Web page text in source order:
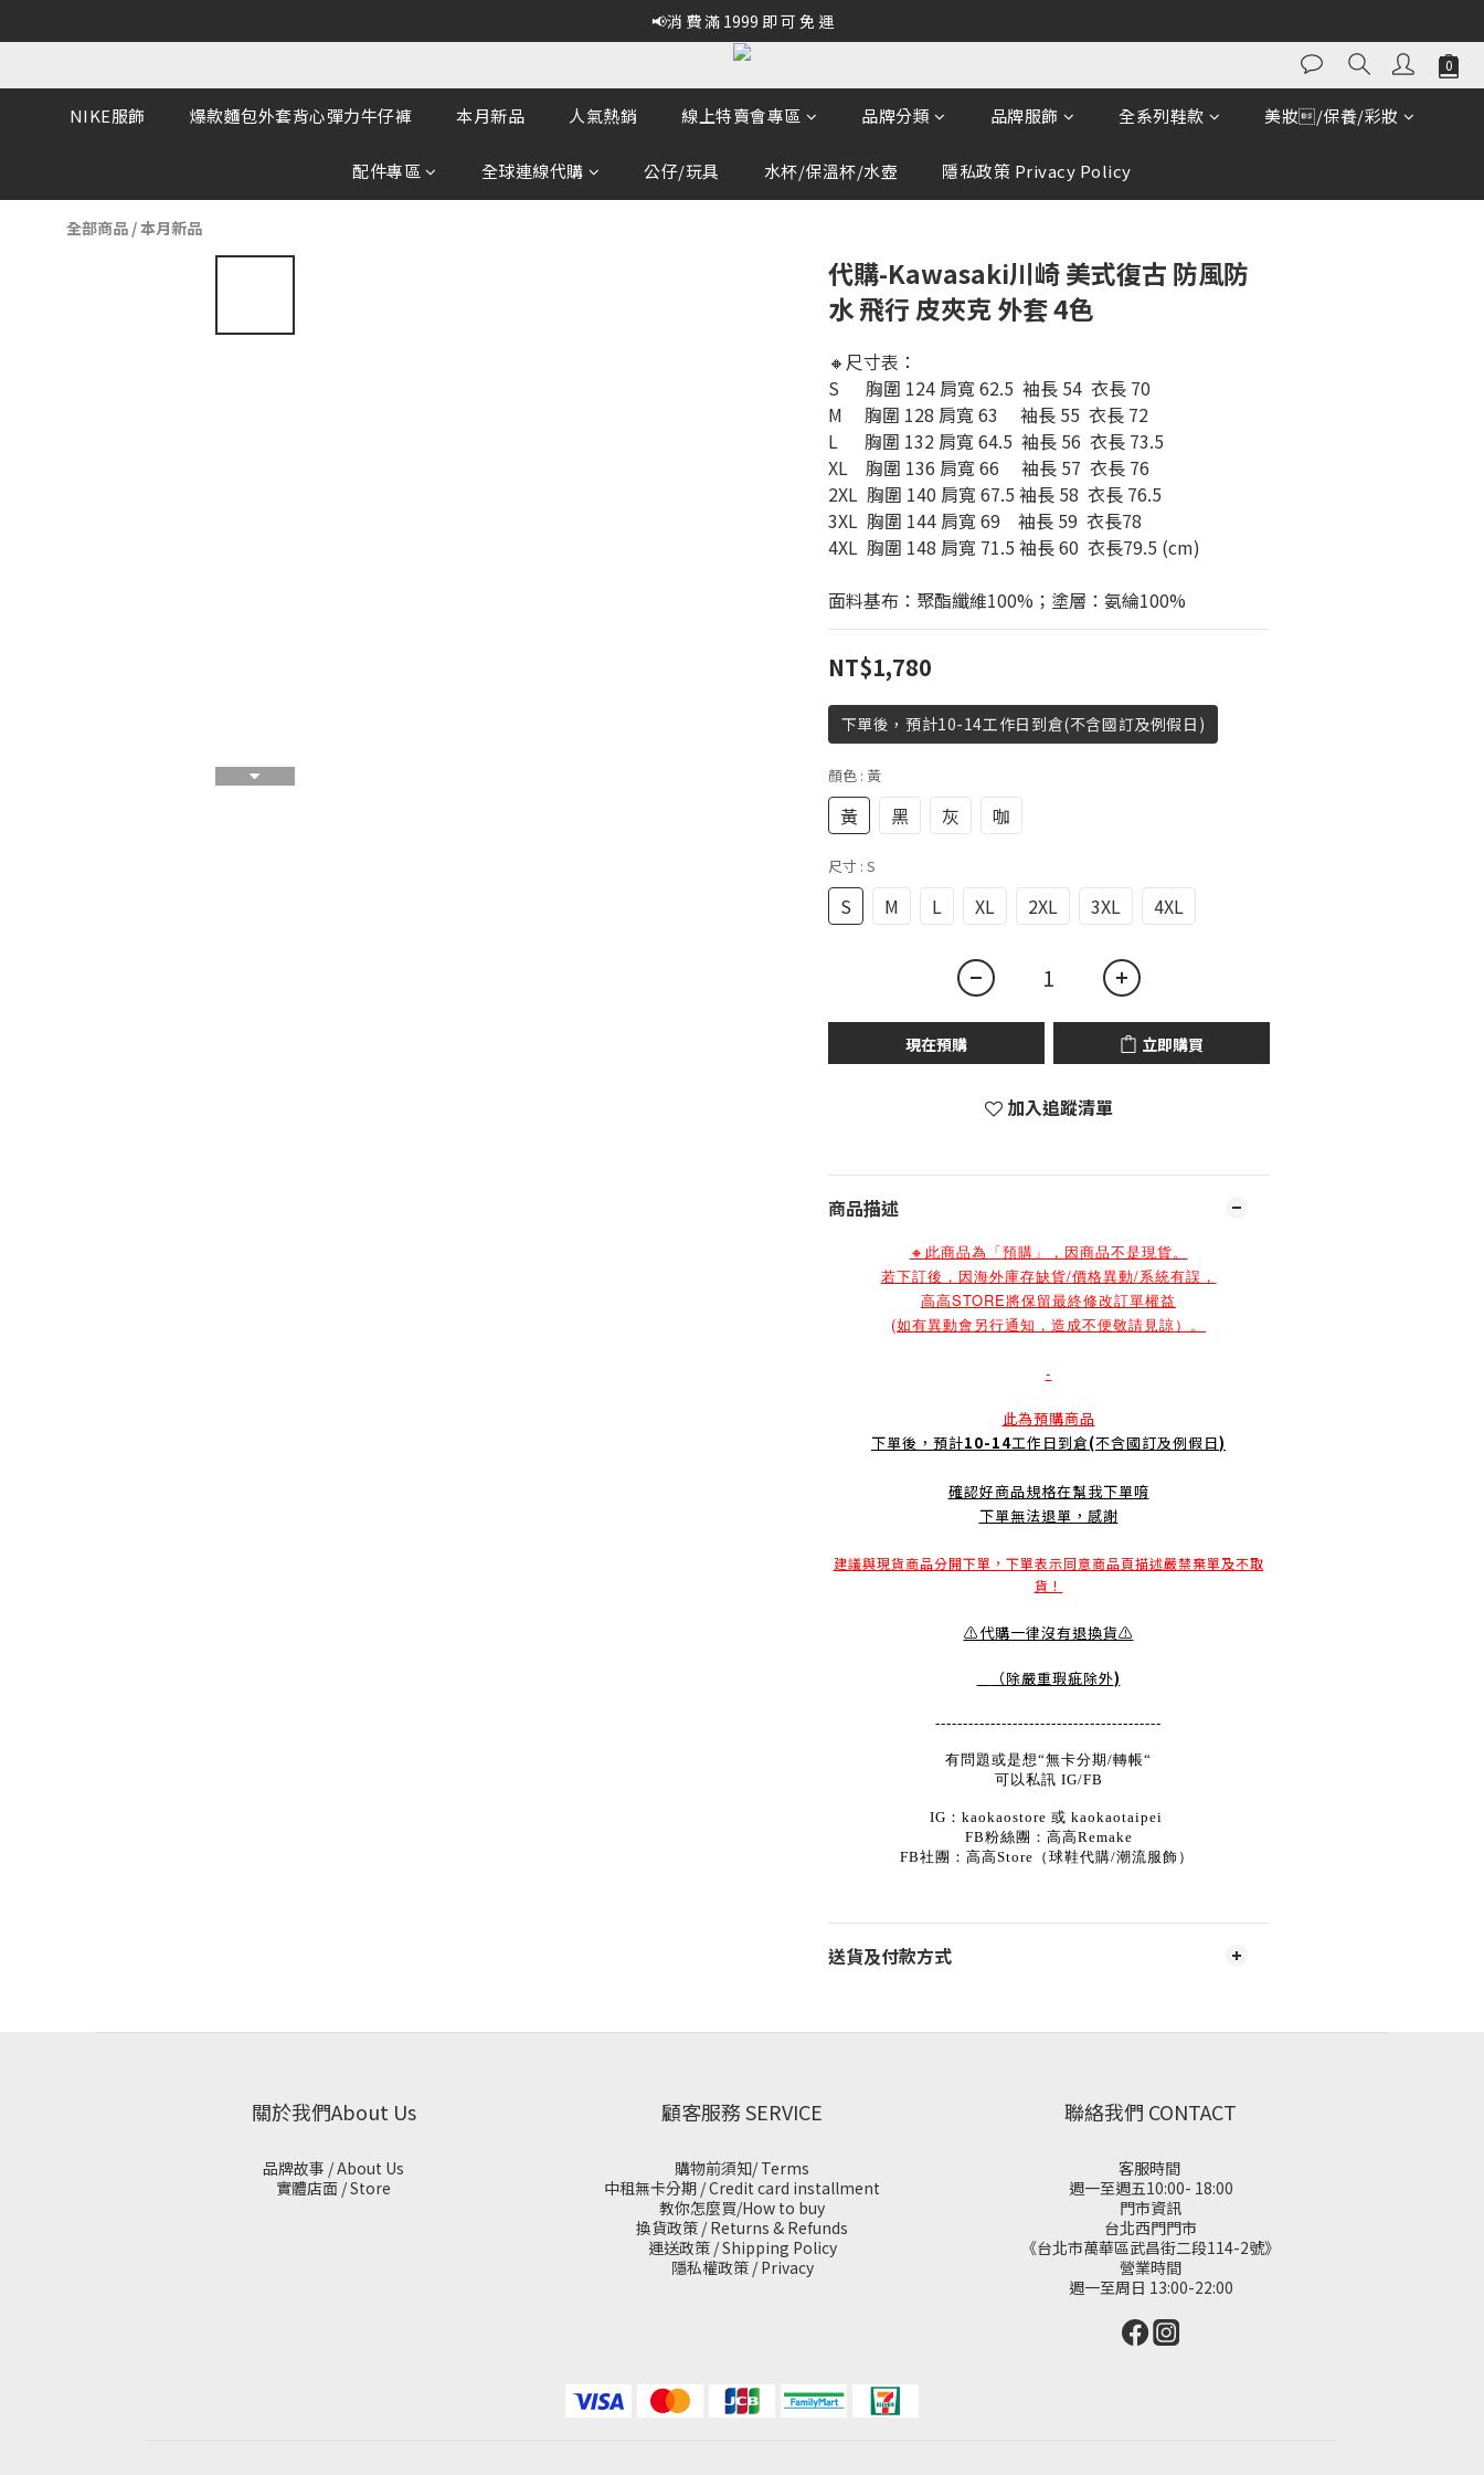
📢消 費 滿 1999 即 可 免 運
NIKE服飾 爆款麵包外套背心彈力牛仔褲 本月新品 人氣熱銷 線上特賣會專區 品牌分類 品牌服飾 全系列鞋款 美妝/保養/彩妝
配件專區 全球連線代購 公仔/玩具 水杯/保溫杯/水壺 隱私政策 Privacy Policy
全部商品 /本月新品
代購-Kawasaki川崎 美式復古 防風防
水 飛行 皮夾克 外套 4色
🔸尺寸表：
S      胸圍 124 肩寬 62.5  袖長 54  衣長 70
M     胸圍 128 肩寬 63     袖長 55  衣長 72
L      胸圍 132 肩寬 64.5  袖長 56  衣長 73.5
XL    胸圍 136 肩寬 66     袖長 57  衣長 76
2XL  胸圍 140 肩寬 67.5 袖長 58  衣長 76.5
3XL  胸圍 144 肩寬 69    袖長 59  衣長78
4XL  胸圍 148 肩寬 71.5 袖長 60  衣長79.5 (cm)
面料基布：聚酯纖維100%；塗層：氨綸100%
NT$1,780
下單後，預計10-14工作日到倉(不含國訂及例假日)
顏色 : 黃
黃 黑 灰 咖
尺寸 : S
S M L XL 2XL 3XL 4XL
現在預購 立即購買
加入追蹤清單
商品描述
🔸此商品為「預購」，因商品不是現貨。
若下訂後，因海外庫存缺貨/價格異動/系統有誤，
高高STORE將保留最終修改訂單權益
(如有異動會另行通知，造成不便敬請見諒）。
-
此為預購商品
下單後，預計10-14工作日到倉(不含國訂及例假日)
確認好商品規格在幫我下單唷
下單無法退單，感謝
建議與現貨商品分開下單，下單表示同意商品頁描述嚴禁棄單及不取
貨！
⚠️代購一律沒有退換貨⚠️
（除嚴重瑕疵除外)
-----------------------------------------
有問題或是想“無卡分期/轉帳“
可以私訊 IG/FB
IG：kaokaostore 或 kaokaotaipei
FB粉絲團：高高Remake
FB社團：高高Store（球鞋代購/潮流服飾）
送貨及付款方式
立即購買
關於我們About Us
品牌故事 / About Us
實體店面 / Store
顧客服務 SERVICE
購物前須知/ Terms
中租無卡分期 / Credit card installment
教你怎麼買/How to buy
換貨政策 / Returns & Refunds
運送政策 / Shipping Policy
隱私權政策 / Privacy
聯絡我們 CONTACT
客服時間
週一至週五10:00- 18:00
門市資訊
台北西門門市
《台北市萬華區武昌街二段114-2號》
營業時間
週一至周日 13:00-22:00